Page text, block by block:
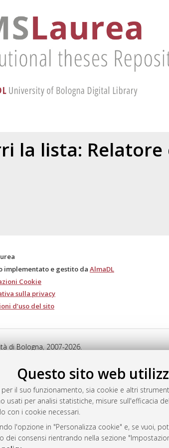
Questo sito web
il suo funzionamento, sia cookie e altri
per analisi statistiche, misure sull'efficacia
con i cookie necessari.
l'opzione in "Personalizza cookie" e, se vuoi,
dei consensi rientrando nella sezione
la lista:
implementato e gestito da AlmaDL
Cookie
sulla privacy
d’uso del sito
di Bologna, 2007-2026.